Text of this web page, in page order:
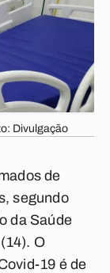
Divulgação
de
segundo
da Saúde
O
19 é de